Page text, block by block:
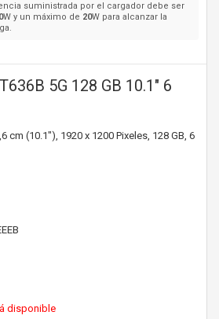
suministrada por el cargador debe ser
W y un máximo de 20W para alcanzar la
5G 128 GB 10.1" 6
cm (10.1"), 1920 x 1200 Pixeles, 128 GB, 6
disponible